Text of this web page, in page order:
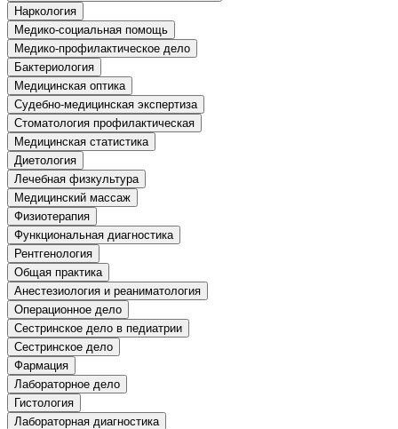
Управление охраной труда.
Техносферная безопасность
Допуски
Безопасность труда
Экономика и управление
Управление производством
общественного питания в
организации
Управление административно-
хозяйственной деятельностью
Техника-технологии
Прикладная геология, горное дело,
нефтегазовое дело и геодезия
Наркология
Медико-социальная помощь
Медико-профилактическое дело
Бактериология
Медицинская оптика
Судебно-медицинская экспертиза
Стоматология профилактическая
Медицинская статистика
Диетология
Лечебная физкультура
Медицинский массаж
Физиотерапия
Функциональная диагностика
Рентгенология
Общая практика
Анестезиология и реаниматология
Операционное дело
Сестринское дело в педиатрии
Сестринское дело
Фармация
Лабораторное дело
Гистология
Лабораторная диагностика